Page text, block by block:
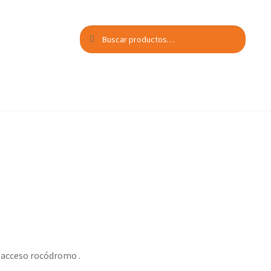
Buscar
por:
Buscar
rocódromo .